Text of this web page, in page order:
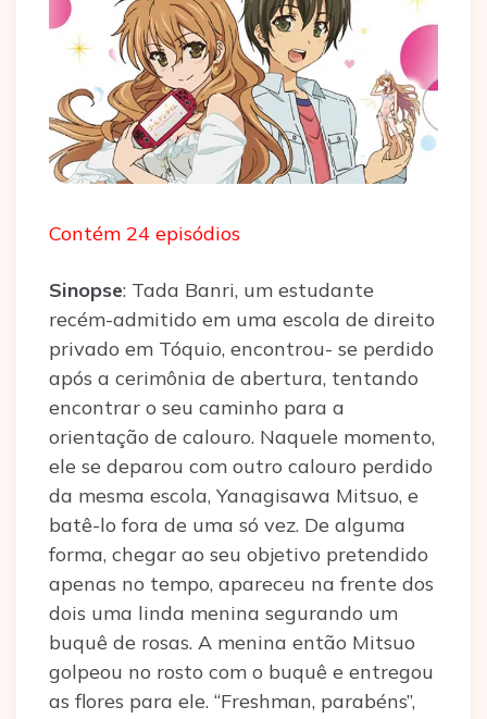
Contém 24 episódios
Sinopse: Tada Banri, um estudante
recém-admitido em uma escola de direito
privado em Tóquio, encontrou- se perdido
após a cerimônia de abertura, tentando
encontrar o seu caminho para a
orientação de calouro. Naquele momento,
ele se deparou com outro calouro perdido
da mesma escola, Yanagisawa Mitsuo, e
batê-lo fora de uma só vez. De alguma
forma, chegar ao seu objetivo pretendido
apenas no tempo, apareceu na frente dos
dois uma linda menina segurando um
buquê de rosas. A menina então Mitsuo
golpeou no rosto com o buquê e entregou
as flores para ele. “Freshman, parabéns”,